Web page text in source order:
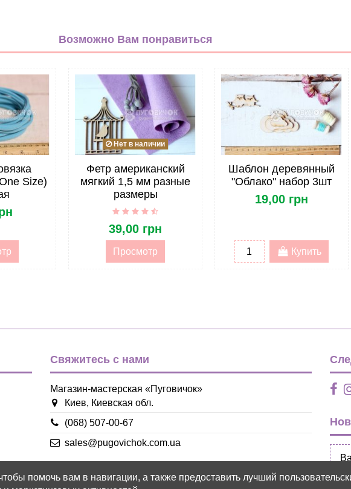
Шаблоны
Украина
Декор дома
Для книжек/альбомов
Шаблоны для вырезания
Звезды/небо
Шаблон для вырезания
Возможно Вам понравиться
Size)
Нет в наличии
Фетр американский
мягкий 1,5 мм разные
размеры
39,00 грн
Просмотр
Шаблон деревянный
"Облако" набор 3шт
19,00 грн
Купить
Свяжитесь с нами
Магазин-мастерская «Пуговичок»
Киев, Киевская обл.
(068) 507-00-67
sales@pugovichok.com.ua
помочь вам в навигации, а также предоставить лучший